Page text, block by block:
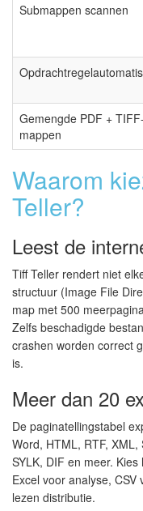
Submappen scannen
Gemengde PDF + TIFF-
mappen
Waarom
Teller?
Leest de
Tiff Teller rendert niet
structuur (Image File
map met 500
Zelfs beschadigde
crashen worden correct
is.
Meer dan 20
De paginatellingstabel
Word, HTML, RTF, XML,
SYLK, DIF en meer.
Excel voor analyse,
lezen distributie.